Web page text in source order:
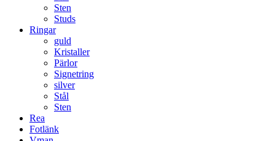
Sten
Studs
Ringar
guld
Kristaller
Pärlor
Signetring
silver
Stål
Sten
Rea
Fotlänk